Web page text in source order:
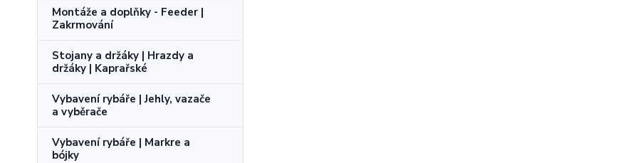
Montáže a doplňky - Feeder |
Zakrmování
Stojany a držáky | Hrazdy a
držáky | Kaprařské
Vybavení rybáře | Jehly, vazače
a vyběrače
Vybavení rybáře | Markre a
bójky